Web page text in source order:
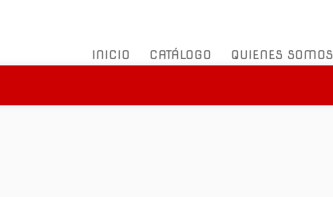
INICIO CATÁLOGO QUIENES SOMOS